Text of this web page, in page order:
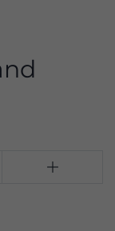
